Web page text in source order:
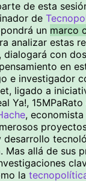
de esta
de
un marco
analizar estas
dialogará con
en
e investigador
ligado a
Ya!,
,
desarrollo
Mas allá de sus
la